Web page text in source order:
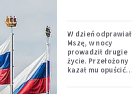
W dzień odprawiał
Mszę, w nocy
prowadził drugie
życie. Przełożony
kazał mu opuścić